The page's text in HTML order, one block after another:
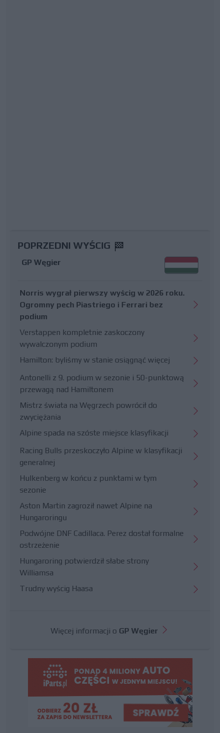
POPRZEDNI WYŚCIG
GP Węgier
Norris wygrał pierwszy wyścig w 2026 roku.
Ogromny pech Piastriego i Ferrari bez
podium
Verstappen kompletnie zaskoczony
wywalczonym podium
Hamilton: byliśmy w stanie osiągnąć więcej
Antonelli z 9. podium w sezonie i 50-punktową
przewagą nad Hamiltonem
Mistrz świata na Węgrzech powrócił do
zwyciężania
Alpine spada na szóste miejsce klasyfikacji
Racing Bulls przeskoczyło Alpine w klasyfikacji
generalnej
Hulkenberg w końcu z punktami w tym
sezonie
Aston Martin zagroził nawet Alpine na
Hungaroringu
Podwójne DNF Cadillaca. Perez dostał formalne
ostrzeżenie
Hungaroring potwierdził słabe strony
Williamsa
Trudny wyścig Haasa
Więcej informacji o GP Węgier